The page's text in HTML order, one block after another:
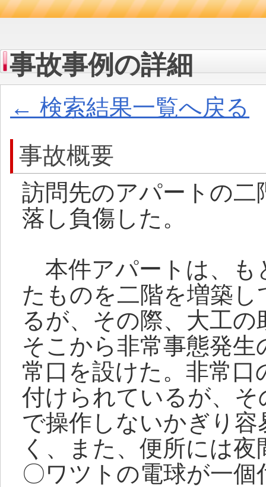
事故事例の詳細
← 検索結果一覧へ戻る
事故概要
訪問先のアパートの
落し負傷した。
本件アパートは、も
たものを二階を増築
るが、その際、大工
そこから非常事態発
常口を設けた。非常
付けられているが、
で操作しないかぎり
く、また、便所には
〇ワツトの電球が一